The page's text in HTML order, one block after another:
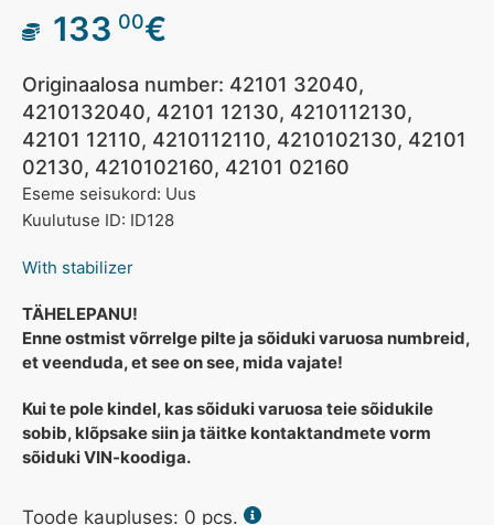
133 00€
Originaalosa number: 42101 32040,
4210132040, 42101 12130, 4210112130,
42101 12110, 4210112110, 4210102130, 42101
02130, 4210102160, 42101 02160
Eseme seisukord: Uus
Kuulutuse ID: ID128
With stabilizer
TÄHELEPANU!
Enne ostmist võrrelge pilte ja sõiduki varuosa numbreid,
et veenduda, et see on see, mida vajate!
Kui te pole kindel, kas sõiduki varuosa teie sõidukile
sobib, klõpsake siin ja täitke kontaktandmete vorm
sõiduki VIN-koodiga.
Toode kaupluses: 0 pcs.